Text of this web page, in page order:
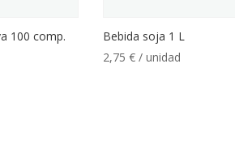
100 comp.
Bebida soja 1 L
2,75€ / unidad